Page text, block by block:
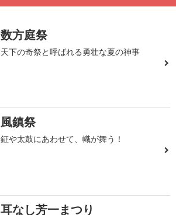
数方庭祭
天下の奇祭と呼ばれる勇壮な夏の神事
風鎮祭
鉦や太鼓にあわせて、幟が舞う！
耳なし芳一まつり